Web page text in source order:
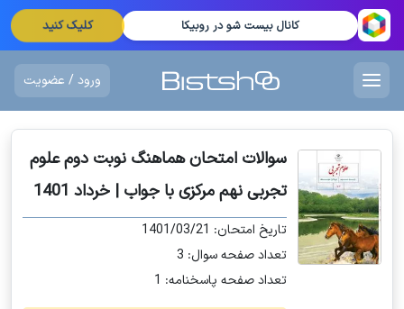
کانال بیست شو در روبیکا کلیک کنید
ورود / عضویت
سوالات امتحان هماهنگ نوبت دوم علوم
تجربی نهم مرکزی با جواب | خرداد 1401
تاریخ امتحان: 1401/03/21
تعداد صفحه سوال: 3
تعداد صفحه پاسخنامه: 1